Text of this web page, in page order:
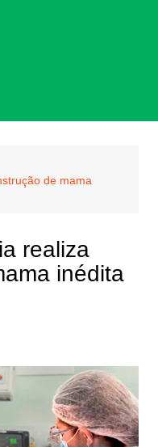
de mama
realiza
inédita